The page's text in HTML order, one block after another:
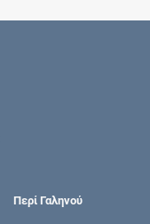
Περί Γαληνού